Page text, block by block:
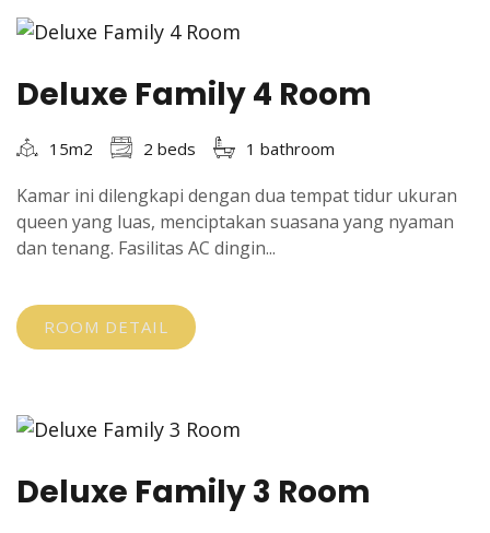
Deluxe Family 4 Room
15m2 2 beds 1 bathroom
Kamar ini dilengkapi dengan dua tempat tidur ukuran
queen yang luas, menciptakan suasana yang nyaman
dan tenang. Fasilitas AC dingin...
ROOM DETAIL
Deluxe Family 3 Room